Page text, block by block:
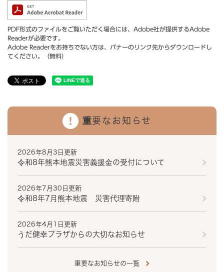
PDF形式のファイルをご覧いただく場合には、Adobe社が提供するAdobe
Readerが必要です。
Adobe Readerをお持ちでない方は、バナーのリンク先からダウンロードし
てください。（無料）
重要なお知らせ
2026年8月3日更新
令和8年熊本地震災害義援金の受付について
2026年7月30日更新
令和8年7月熊本地震 災害代理寄附
2026年4月1日更新
うだ健幸プラザからの大切なお知らせ
重要なお知らせの一覧